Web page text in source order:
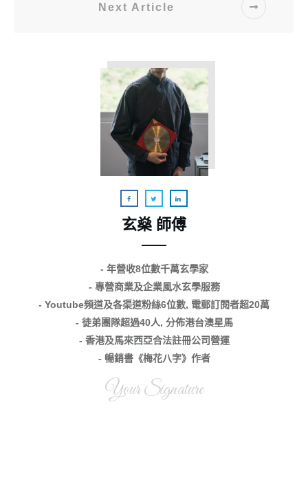
Next Article
玄燊 師傅
- 年營收8位數千萬玄學家
- 專營商業及企業風水玄學服務
- Youtube頻道及各渠道粉絲6位數, 電郵訂閱者超20萬
- 徒弟團隊超過40人, 分佈港台澳星馬
- 香港及馬來西亞合法註冊公司營運
- 暢銷書《梅花八字》作者
Your Signature